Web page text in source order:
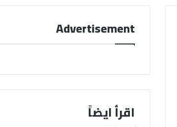
Advertisement
اقرأ ايضاً